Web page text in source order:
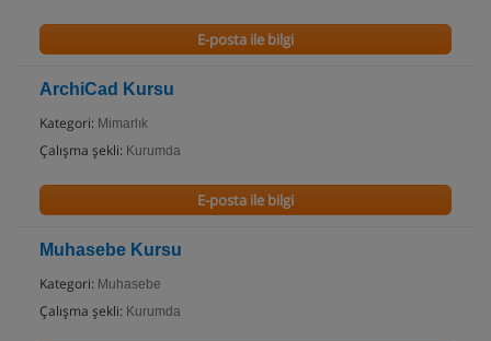
E-posta ile bilgi
ArchiCad Kursu
Kategori: Mimarlık
Çalışma şekli: Kurumda
E-posta ile bilgi
Muhasebe Kursu
Kategori: Muhasebe
Çalışma şekli: Kurumda